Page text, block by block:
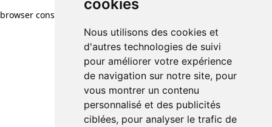
cookies
Nous utilisons des cookies et
d'autres technologies de suivi
pour améliorer votre expérience
de navigation sur notre site, pour
vous montrer un contenu
personnalisé et des publicités
ciblées, pour analyser le trafic de
browser console for more information)